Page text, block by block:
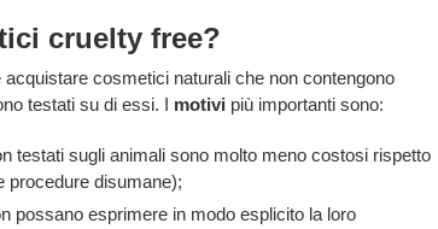
cruelty free?
cosmetici naturali che non contengono
testati su di essi. I motivi più importanti sono:
testati sugli animali sono molto meno costosi rispetto
procedure disumane);
possano esprimere in modo esplicito la loro